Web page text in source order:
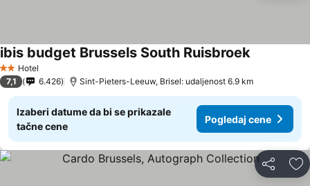
2 Zvezdice
Hotel
ibis budget Brussels South RuisbroekPogledaj
7,1 6.426 Sint-Pieters-Leeuw, Brisel: udaljenost 6.9 km
Izaberi datume da bi se prikazale
tačne cene
Pogledaj cene
Deli